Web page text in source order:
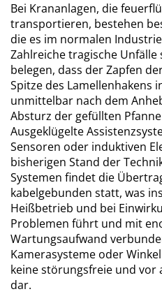
Bei Krananlagen, die
transportieren, bestehen
die es im normalen
Zahlreiche tragische
belegen, dass der Zapfen
Spitze des Lamellenhakens
unmittelbar nach dem
Absturz der gefüllten
Ausgeklügelte
Sensoren oder induktiven
bisherigen Stand der
Systemen findet die
kabelgebunden statt, was
Heißbetrieb und bei
Problemen führt und mit
Wartungsaufwand
Kamerasysteme oder
keine störungsfreie und vor
dar.